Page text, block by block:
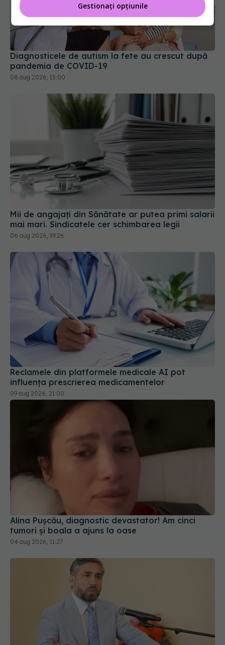
Diagnosticele de autism la fete au crescut după
pandemia de COVID-19
08 aug 2026, 15:00
Mii de angajați din Sănătate ar putea primi salarii
mai mari. Sindicatele cer schimbarea legii
Reclamele din platformele medicale AI pot
influența prescrierea medicamentelor
09 aug 2026, 21:00
Alina Pușcău, diagnostic devastator! Am cinci
tumori și boala a ajuns la oase
04 aug 2026, 11:27
Gestionați opțiunile